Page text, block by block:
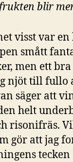
blir
visst var
smått
men ett
njöt till fullo
säger att
helt
risonifräs.
gör att jag